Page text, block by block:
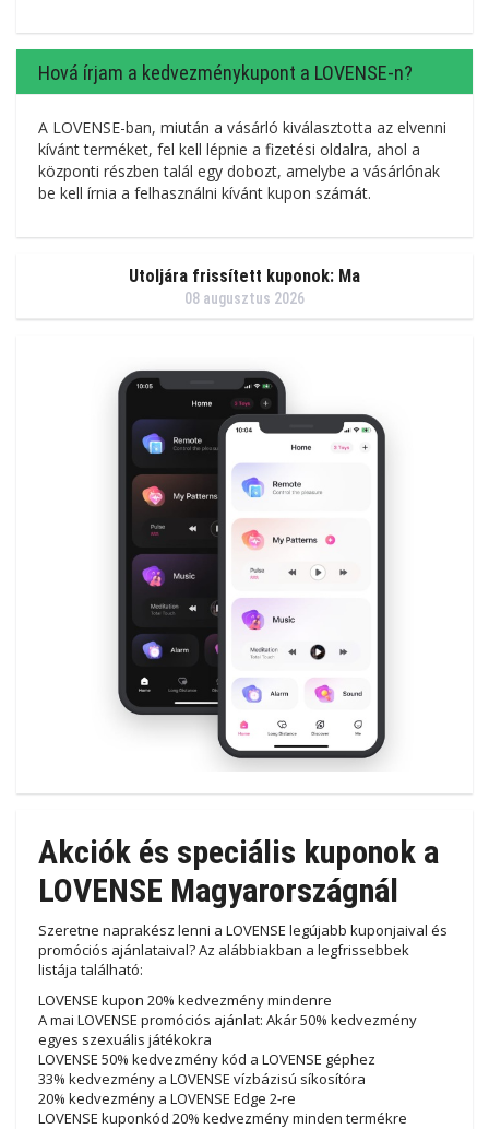
Hová írjam a kedvezménykupont a LOVENSE-n?
A LOVENSE-ban, miután a vásárló kiválasztotta az elvenni
kívánt terméket, fel kell lépnie a fizetési oldalra, ahol a
központi részben talál egy dobozt, amelybe a vásárlónak
be kell írnia a felhasználni kívánt kupon számát.
Utoljára frissített kuponok: Ma
08 augusztus 2026
Akciók és speciális kuponok a
LOVENSE Magyarországnál
Szeretne naprakész lenni a LOVENSE legújabb kuponjaival és
promóciós ajánlataival? Az alábbiakban a legfrissebbek
listája található:
LOVENSE kupon 20% kedvezmény mindenre
A mai LOVENSE promóciós ajánlat: Akár 50% kedvezmény
egyes szexuális játékokra
LOVENSE 50% kedvezmény kód a LOVENSE géphez
33% kedvezmény a LOVENSE vízbázisú síkosítóra
20% kedvezmény a LOVENSE Edge 2-re
LOVENSE kuponkód 20% kedvezmény minden termékre